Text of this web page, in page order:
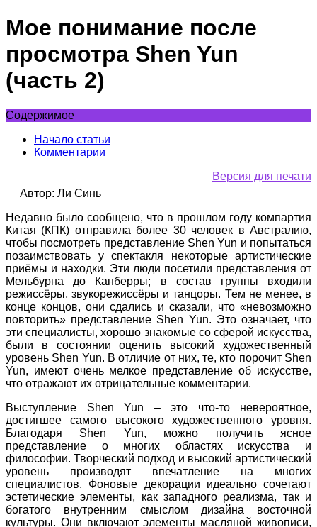
Мое понимание после
просмотра Shen Yun
(часть 2)
Содержимое
Начало статьи
Комментарии
Версия для печати
Автор: Ли Синь
Недавно было сообщено, что в прошлом году компартия
Китая (КПК) отправила более 30 человек в Австралию,
чтобы посмотреть представление Shen Yun и попытаться
позаимствовать у спектакля некоторые артистические
приёмы и находки. Эти люди посетили представления от
Мельбурна до Канберры; в состав группы входили
режиссёры, звукорежиссёры и танцоры. Тем не менее, в
конце концов, они сдались и сказали, что «невозможно
повторить» представление Shen Yun. Это означает, что
эти специалисты, хорошо знакомые со сферой искусства,
были в состоянии оценить высокий художественный
уровень Shen Yun. В отличие от них, те, кто порочит Shen
Yun, имеют очень мелкое представление об искусстве,
что отражают их отрицательные комментарии.
Выступление Shen Yun – это что-то невероятное,
достигшее самого высокого художественного уровня.
Благодаря Shen Yun, можно получить ясное
представление о многих областях искусства и
философии. Творческий подход и высокий артистический
уровень производят впечатление на многих
специалистов. Фоновые декорации идеально сочетают
эстетические элементы, как западного реализма, так и
богатого внутренним смыслом дизайна восточной
культуры. Они включают элементы масляной живописи,